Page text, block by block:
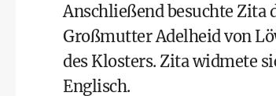
Anschließend besuchte
Großmutter Adelheid von
des Klosters. Zita widmete
Englisch.